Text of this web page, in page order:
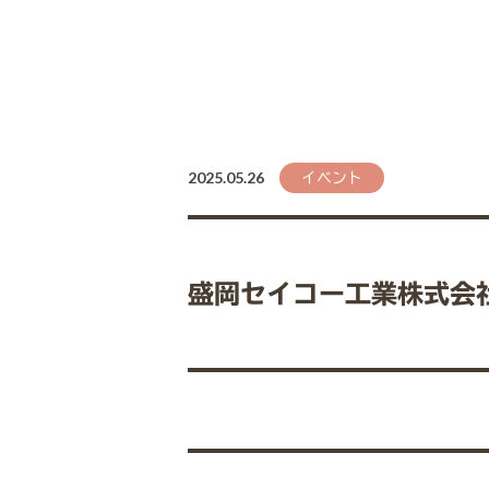
2025.05.26 イベント
盛岡セイコー工業株式会